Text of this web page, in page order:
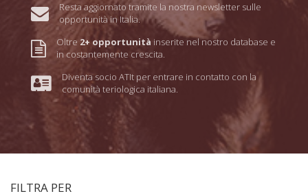
Resta aggiornato tramite la nostra newsletter sulle
opportunità in Italia.
Oltre 2+ opportunità inserite nel nostro database e
in costantemente crescita.
Diventa socio ATIt per entrare in contatto con la
comunità teriologica italiana.
FILTRA PER